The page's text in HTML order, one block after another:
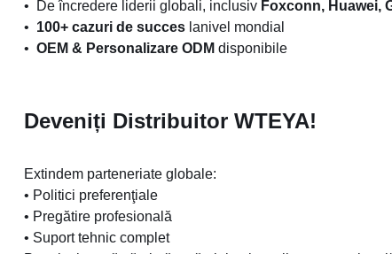
• De încredere liderii globali, inclusiv Foxconn, Huawei,
• 100+ cazuri de succeslanivel mondial
• OEM & Personalizare ODM disponibile
Deveniți Distribuitor WTEYA!
Extindem parteneriate globale:
• Politici preferenţiale
• Pregătire profesională
• Suport tehnic complet